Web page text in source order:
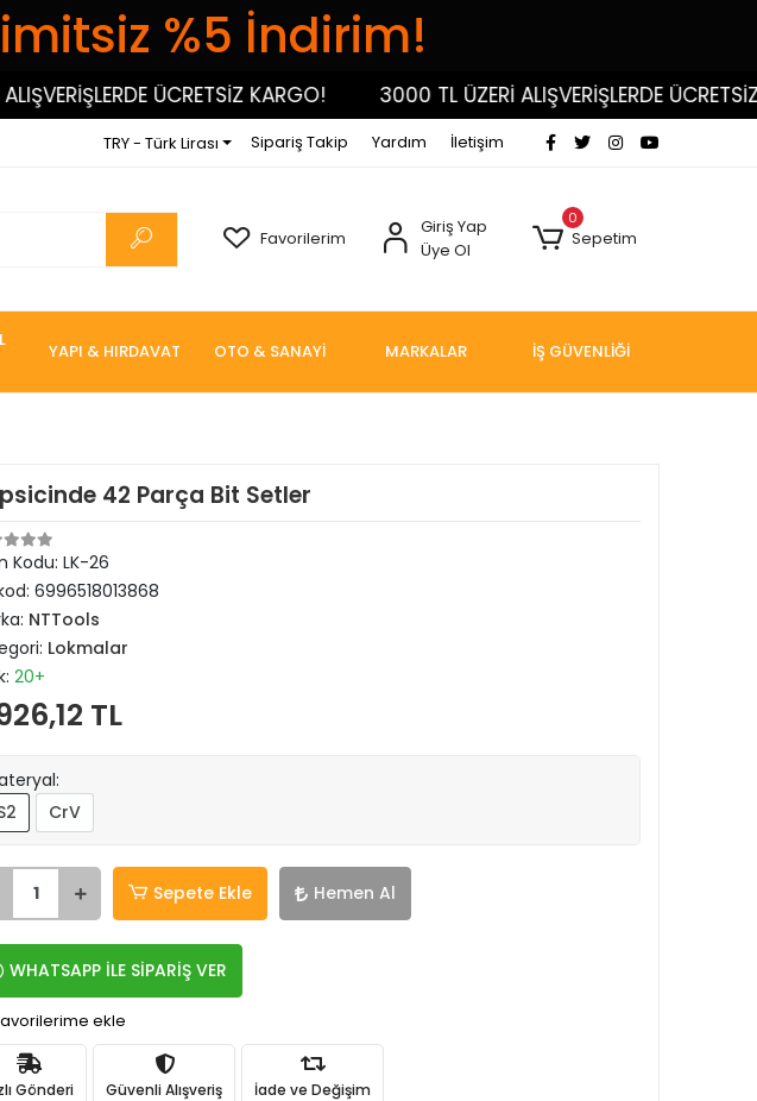
%5 İndirim!
ÜCRETSİZ KARGO! 3000 TL ÜZERİ ALIŞVERİŞLERDE ÜCRETSİZ
TRY - Türk Lirası Sipariş Takip Yardım İletişim
Favorilerim
Giriş Yap
Üye Ol
0
Sepetim
YAPI & HIRDAVAT OTO & SANAYİ MARKALAR İŞ GÜVENLİĞİ
42 Parça Bit Setler
Kodu: LK-26
6996518013868
NTTools
Lokmalar
20+
TL
CrV
Sepete Ekle Hemen Al
WHATSAPP İLE SİPARİŞ VER
ekle
Gönderi Güvenli Alışveriş İade ve Değişim